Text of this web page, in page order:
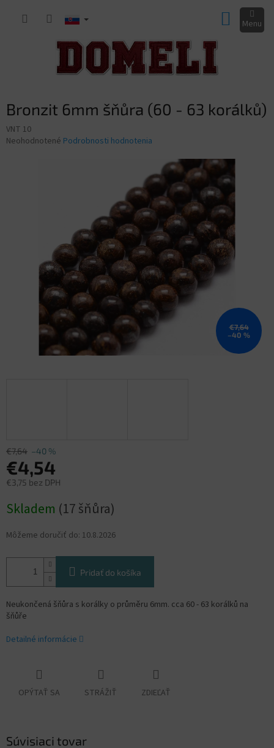
KOŠÍK
Bronzit 6mm šňůra (60 - 63 korálků)
VNT 10
Priemerné
Neohodnotené Podrobnosti hodnotenia
€7,64
–40 %
€7,64 –40 %
€4,54
€3,75 bez DPH
cena:
Skladem (17 šňůra)
Môžeme doručiť do: 10.8.2026
Pridať do košíka
Neukončená šňůra s korálky o průměru 6mm. cca 60 - 63 korálků na
šňůře
Detailné informácie
OPÝTAŤ SA STRÁŽIŤ ZDIEĽAŤ
Súvisiaci tovar